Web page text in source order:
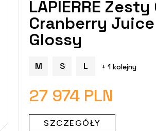
LAPIERRE Zesty
Cranberry
Glossy
M S L + 1 kolejny
27 974 PLN
SZCZEGÓŁY